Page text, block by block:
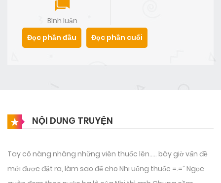
Bình luận
Đọc phần đầu
Đọc phần cuối
NỘI DUNG TRUYỆN
Tay cô nàng nhâng những viên thuốc lên….. bây giờ vấn đề
mới được đặt ra, làm sao để cho Nhi uống thuốc =.=” Ngọc